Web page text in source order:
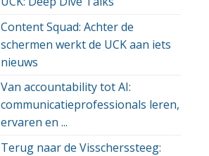
Content Squad: Achter de
schermen werkt de UCK aan iets
nieuws
Van accountability tot AI:
communicatieprofessionals leren,
ervaren en ...
Terug naar de Visscherssteeg: